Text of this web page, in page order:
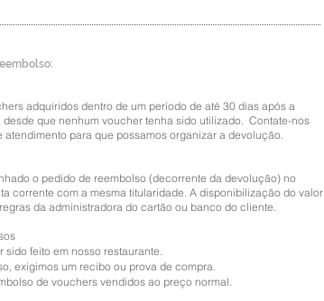
adquiridos dentro de um período de até 30 dias após a
que nenhum voucher tenha sido utilizado. Contate-nos
atendimento para que possamos organizar a devolução.
o pedido de reembolso (decorrente da devolução) no
corrente com a mesma titularidade. A disponibilização do valor
da administradora do cartão ou banco do cliente.
sido feito em nosso restaurante.
exigimos um recibo ou prova de compra.
de vouchers vendidos ao preço normal.